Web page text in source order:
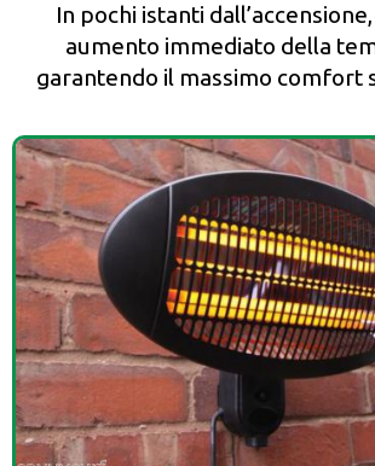
In pochi istanti
aumento immediato della
garantendo il massimo comfort